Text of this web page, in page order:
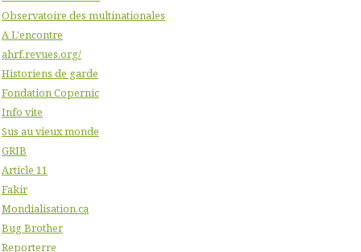
Observatoire des multinationales
A L'encontre
ahrf.revues.org/
Historiens de garde
Fondation Copernic
Info vite
Sus au vieux monde
GRIB
Article 11
Fakir
Mondialisation.ca
Bug Brother
Reporterre